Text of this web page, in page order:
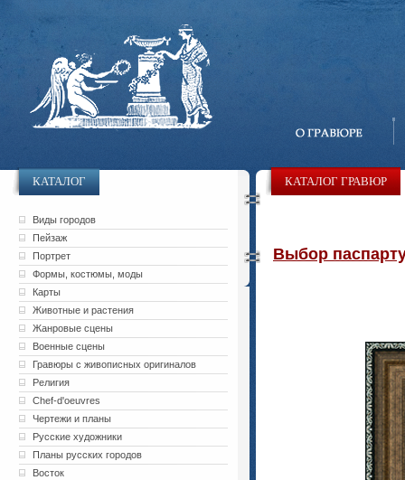
КАТАЛОГ
Виды городов
Пейзаж
Портрет
Формы, костюмы, моды
Карты
Животные и растения
Жанровые сцены
Военные сцены
Гравюры с живописных оригиналов
Религия
Chef-d'oeuvres
Чертежи и планы
Русские художники
Планы русских городов
Восток
КАТАЛОГ ГРАВЮР
Выбор